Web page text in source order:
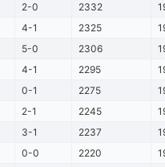
2-0 2332
4-1 2325
5-0 2306
4-1 2295
0-1 2275
2-1 2245
3-1 2237
0-0 2220